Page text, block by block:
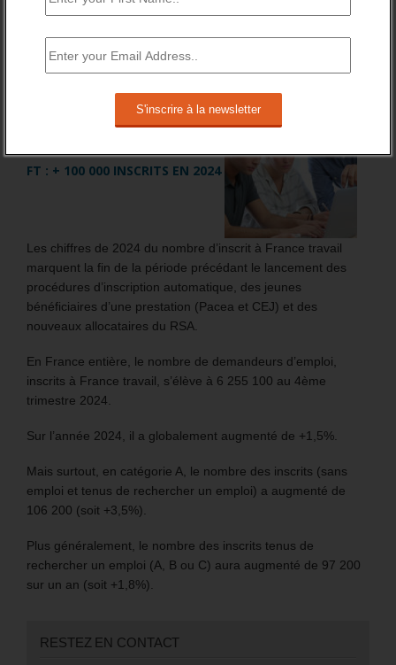
BRÈVES EMPLOI
FT : + 100 000 INSCRITS EN 2024
Les chiffres de 2024 du nombre d’inscrit à France travail
marquent la fin de la période précédant le lancement des
procédures d’inscription automatique, des jeunes
bénéficiaires d’une prestation (Pacea et CEJ) et des
nouveaux allocataires du RSA.
En France entière, le nombre de demandeurs d’emploi,
inscrits à France travail, s’élève à 6 255 100 au 4ème
trimestre 2024.
Sur l’année 2024, il a globalement augmenté de +1,5%.
Mais surtout, en catégorie A, le nombre des inscrits (sans
emploi et tenus de rechercher un emploi) a augmenté de
106 200 (soit +3,5%).
Plus généralement, le nombre des inscrits tenus de
rechercher un emploi (A, B ou C) aura augmenté de 97 200
sur un an (soit +1,8%).
RESTEZ EN CONTACT